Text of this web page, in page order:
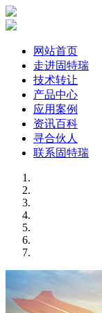
网站首页
走进固特瑞
技术转让
产品中心
应用案例
资讯百科
寻合伙人
联系固特瑞